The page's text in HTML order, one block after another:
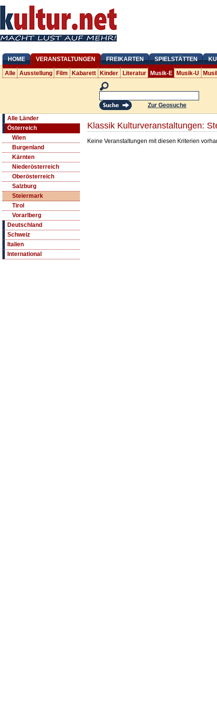
HOME VERANSTALTUNGEN FREIKARTEN SPIELSTÄTTEN
Alle Ausstellung Film Kabarett Kinder Literatur Musik-E Musik-U
Zur Geosuche
Alle Länder
Österreich
Wien
Burgenland
Kärnten
Niederösterreich
Oberösterreich
Salzburg
Steiermark
Tirol
Vorarlberg
Deutschland
Schweiz
Italien
International
Klassik Kulturveranstaltungen:
Keine Veranstaltungen mit diesen Kriterien